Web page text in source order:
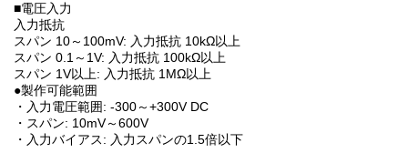
■電圧入力
入力抵抗
スパン 10～100mV: 入力抵抗 10kΩ以上
スパン 0.1～1V: 入力抵抗 100kΩ以上
スパン 1V以上: 入力抵抗 1MΩ以上
●製作可能範囲
・入力電圧範囲: -300～+300V DC
・スパン: 10mV～600V
・入力バイアス: 入力スパンの1.5倍以下